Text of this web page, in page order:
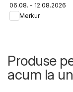
06.08. - 12.08.2026
Merkur
Produse
acum la